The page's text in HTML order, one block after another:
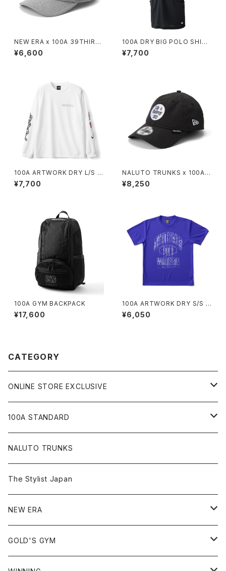
NEW ERA x 100A 39THIRT
Y
¥6,600
100A DRY BIG POLO SHIRT
*with DOUBLE POCKETS
¥7,700
100A ARTWORK DRY L/S T
OP *FACE OKA
¥7,700
NALUTO TRUNKS x 100A x
NEW ERA 29TWENTY
¥8,250
100A GYM BACKPACK
¥17,600
100A ARTWORK DRY S/S T
OP *AMANE MURAKAMI
¥6,050
CATEGORY
ONLINE STORE EXCLUSIVE
JIU-JITSU Gi ART EXHIBITION
SHOW UP!
100A STANDARD
キャップ
Tシャツ
ショートスリーブ
ロングスリーブ
シャツ
アウター
NALUTO TRUNKS
The Stylist Japan
NEW ERA
59FIFTY
GOLD'S GYM